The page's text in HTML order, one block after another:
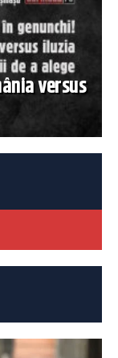
versus